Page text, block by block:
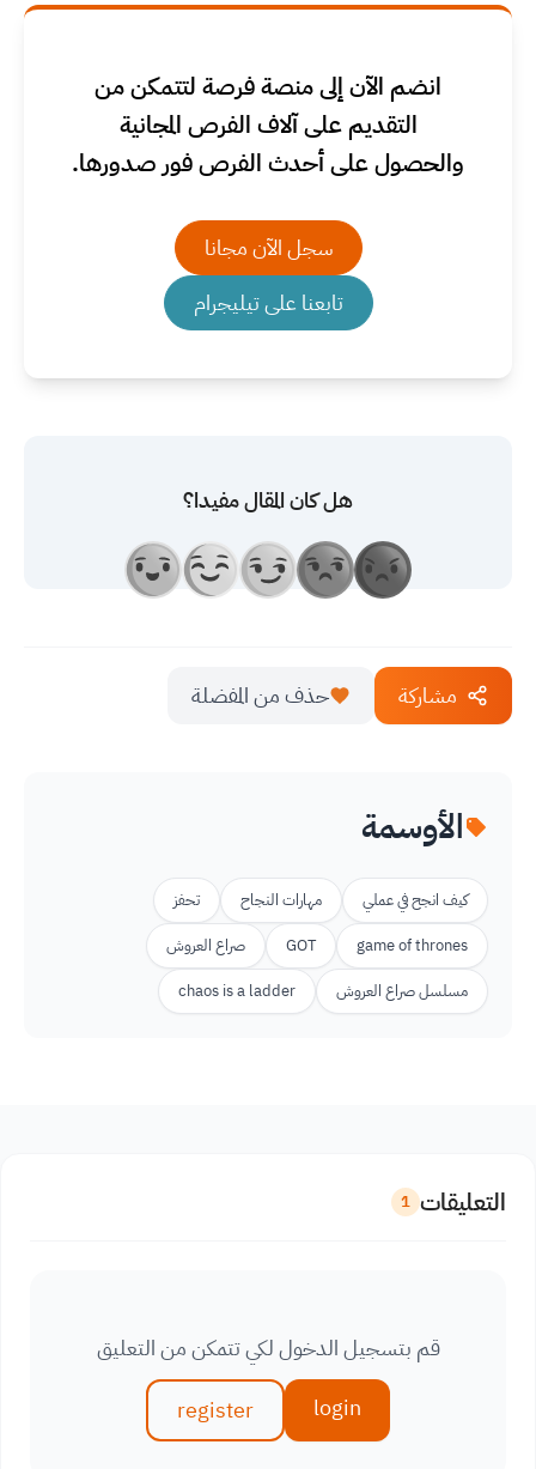
انضم الآن إلى منصة فرصة لتتمكن من
التقديم على آلاف الفرص المجانية
والحصول على أحدث الفرص فور صدورها.
سجل الآن مجانا
تابعنا على تيليجرام
هل كان المقال مفيدا؟
مشاركة حذف من المفضلة
الأوسمة
كيف انجح في عملي مهارات النجاح
تحفز
game of thrones
GOT
صراع العروش
مسلسل صراع العروش
chaos is a ladder
التعليقات 1
قم بتسجيل الدخول لكي تتمكن من التعليق
login
register